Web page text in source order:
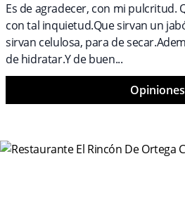
Es de agradecer, con mi pulcritud.
con tal inquietud.Que sirvan un
sirvan celulosa, para de
de hidratar.Y de buen...
Opiniones